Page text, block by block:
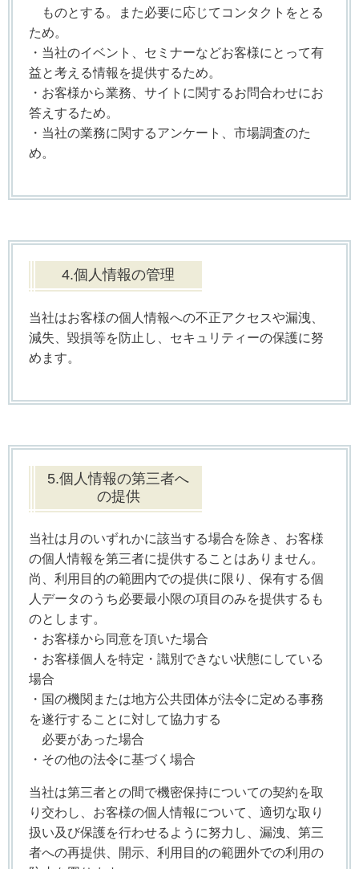
ものとする。また必要に応じてコンタクトをとる
ため。
・当社のイベント、セミナーなどお客様にとって有
益と考える情報を提供するため。
・お客様から業務、サイトに関するお問合わせにお
答えするため。
・当社の業務に関するアンケート、市場調査のた
め。
4.個人情報の管理
当社はお客様の個人情報への不正アクセスや漏洩、
減失、毀損等を防止し、セキュリティーの保護に努
めます。
5.個人情報の第三者へ
の提供
当社は月のいずれかに該当する場合を除き、お客様
の個人情報を第三者に提供することはありません。
尚、利用目的の範囲内での提供に限り、保有する個
人データのうち必要最小限の項目のみを提供するも
のとします。
・お客様から同意を頂いた場合
・お客様個人を特定・識別できない状態にしている
場合
・国の機関または地方公共団体が法令に定める事務
を遂行することに対して協力する
必要があった場合
・その他の法令に基づく場合
当社は第三者との間で機密保持についての契約を取
り交わし、お客様の個人情報について、適切な取り
扱い及び保護を行わせるように努力し、漏洩、第三
者への再提供、開示、利用目的の範囲外での利用の